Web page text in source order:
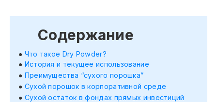
Содержание
Что такое Dry Powder?
История и текущее использование
Преимущества “сухого порошка”
Сухой порошок в корпоративной среде
Сухой остаток в фондах прямых инвестиций